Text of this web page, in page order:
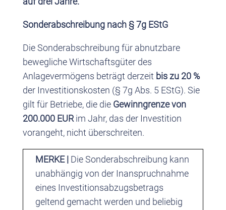
Sonderabschreibung nach § 7g EStG
Die Sonderabschreibung für abnutzbare
bewegliche Wirtschaftsgüter des
Anlagevermögens beträgt derzeit bis zu 20 %
der Investitionskosten (§ 7g Abs. 5 EStG). Sie
gilt für Betriebe, die die Gewinngrenze von
200.000 EURim Jahr, das der Investition
vorangeht, nicht überschreiten.
MERKE| Die Sonderabschreibung kann
unabhängig von der Inanspruchnahme
eines Investitionsabzugsbetrags
geltend gemacht werden und beliebig